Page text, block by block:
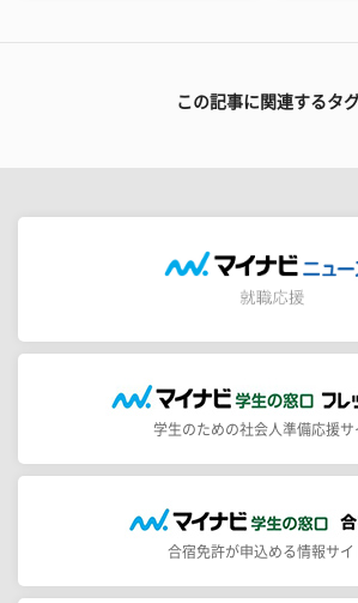
この記事に関連するタ
学生のための社会人準備応援サ
合宿免許が申込める情報サイ